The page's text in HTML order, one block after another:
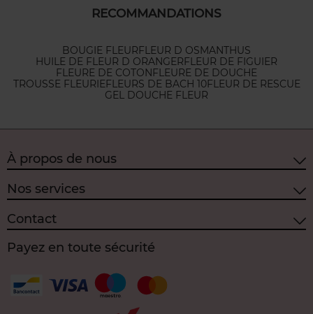
RECOMMANDATIONS
BOUGIE FLEURFLEUR D OSMANTHUS
HUILE DE FLEUR D ORANGERFLEUR DE FIGUIER
FLEURE DE COTONFLEURE DE DOUCHE
TROUSSE FLEURIEFLEURS DE BACH 10FLEUR DE RESCUE
GEL DOUCHE FLEUR
À propos de nous
Nos services
Contact
Payez en toute sécurité